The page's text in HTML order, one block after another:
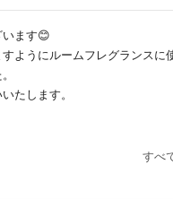
ます😊
ようにルームフレグランスに
たします。
すべ